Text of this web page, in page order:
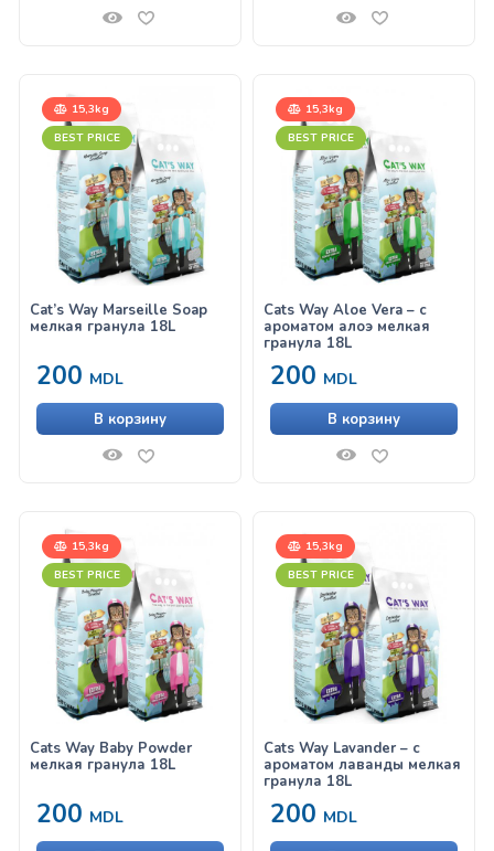
15,3kg
Cat’s Way Marseille Soap
мелкая гранула 18L
200 MDL
В корзину
BEST PRICE
15,3kg
Cats Way Aloe Vera – с
ароматом алоэ мелкая
гранула 18L
200 MDL
В корзину
BEST PRICE
15,3kg
Cats Way Baby Powder
мелкая гранула 18L
200 MDL
BEST PRICE
15,3kg
Cats Way Lavander – с
ароматом лаванды мелкая
гранула 18L
200 MDL
BEST PRICE